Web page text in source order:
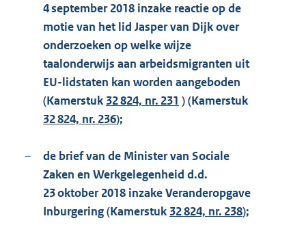
4 september 2018 inzake reactie op de
motie van het lid Jasper van Dijk over
onderzoeken op welke wijze
taalonderwijs aan arbeidsmigranten uit
EU-lidstaten kan worden aangeboden
(Kamerstuk 32 824, nr. 231 ) (Kamerstuk
32 824, nr. 236);
–
de brief van de Minister van Sociale
Zaken en Werkgelegenheid d.d.
23 oktober 2018 inzake Veranderopgave
Inburgering (Kamerstuk 32 824, nr. 238);